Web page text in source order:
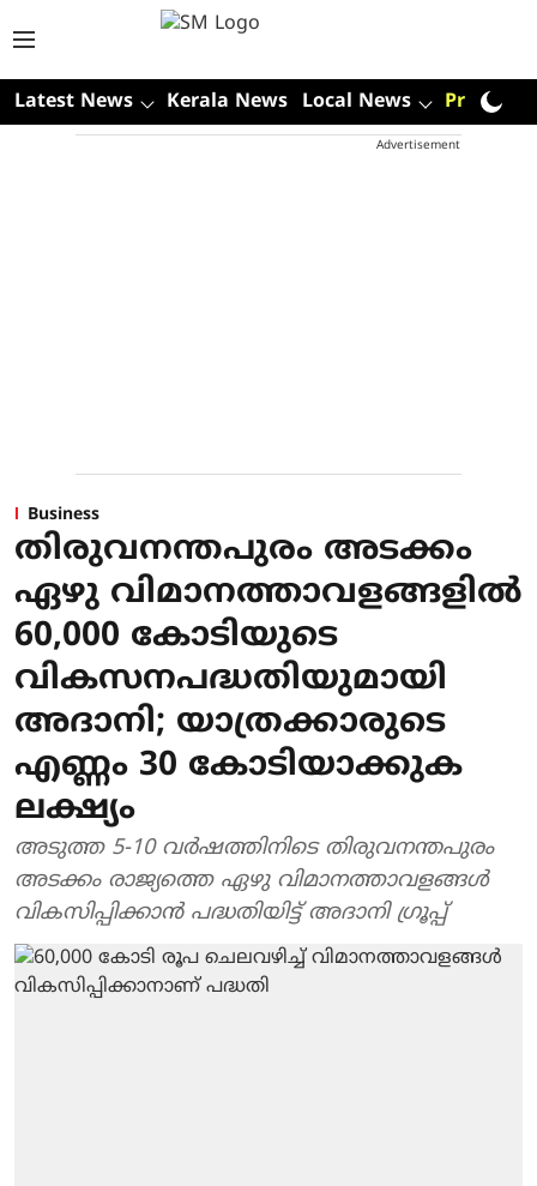
Latest News Kerala News Local News Premium
Advertisement
Business
തിരുവനന്തപുരം അടക്കം
ഏഴു വിമാനത്താവളങ്ങളില്‍
60,000 കോടിയുടെ
വികസനപദ്ധതിയുമായി
അദാനി; യാത്രക്കാരുടെ
എണ്ണം 30 കോടിയാക്കുക
ലക്ഷ്യം
അടുത്ത 5-10 വര്‍ഷത്തിനിടെ തിരുവനന്തപുരം
അടക്കം രാജ്യത്തെ ഏഴു വിമാനത്താവളങ്ങള്‍
വികസിപ്പിക്കാന്‍ പദ്ധതിയിട്ട് അദാനി ഗ്രൂപ്പ്